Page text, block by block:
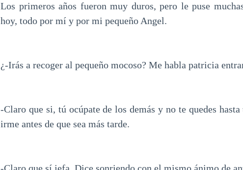
Los primeros años fueron muy duros, pero le puse
hoy, todo por mí y por mi pequeño Angel.
¿-Irás a recoger al pequeño mocoso? Me habla patricia
-Claro que si, tú ocúpate de los demás y no te quedes
irme antes de que sea más tarde.